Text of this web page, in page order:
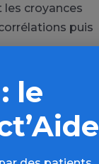
les croyances
puis
?
plus on a
le